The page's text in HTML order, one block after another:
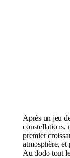
Après un jeu
constellations,
premier
atmosphère, et
Au dodo tout